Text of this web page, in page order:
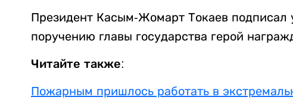
Президент Касым-Жомарт Токаев
поручению главы государства герой
Читайте также:
Пожарным пришлось работать в